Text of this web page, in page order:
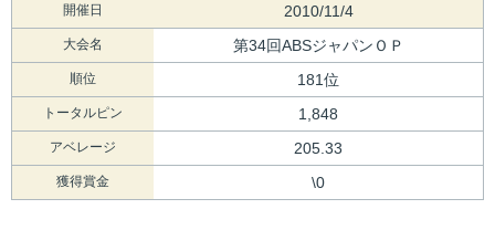
開催日 2010/11/4
大会名 第34回ABSジャパンＯＰ
順位 181位
トータルピン 1,848
アベレージ 205.33
獲得賞金 \0